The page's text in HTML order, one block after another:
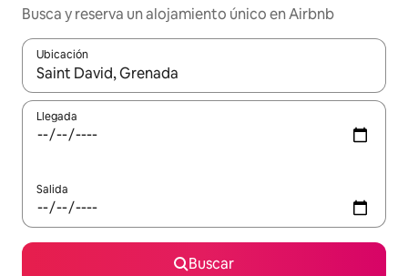
Busca y reserva un alojamiento único en Airbnb
Ubicación
Cuando los resultados estén disponibles, podrás navegar
Llegada
Salida
Buscar